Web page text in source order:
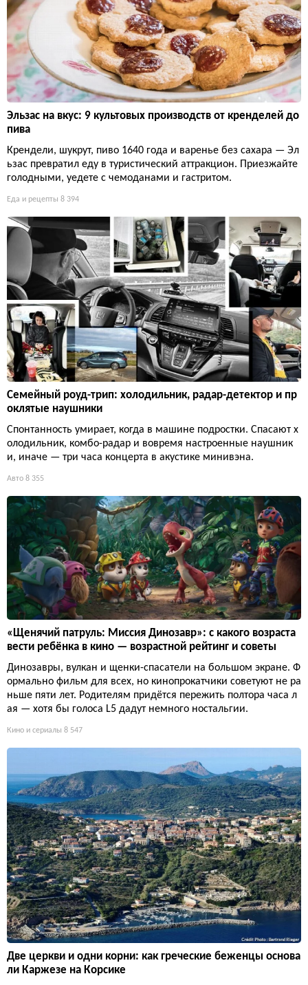
Эльзас на вкус: 9 культовых производств от кренделей до
пива
Крендели, шукрут, пиво 1640 года и варенье без сахара — Эл
ьзас превратил еду в туристический аттракцион. Приезжайте
голодными, уедете с чемоданами и гастритом.
Еда и рецепты 8 394
Семейный роуд-трип: холодильник, радар-детектор и пр
оклятые наушники
Спонтанность умирает, когда в машине подростки. Спасают х
олодильник, комбо-радар и вовремя настроенные наушник
и, иначе — три часа концерта в акустике минивэна.
Авто 8 355
«Щенячий патруль: Миссия Динозавр»: с какого возраста
вести ребёнка в кино — возрастной рейтинг и советы
Динозавры, вулкан и щенки-спасатели на большом экране. Ф
ормально фильм для всех, но кинопрокатчики советуют не ра
ньше пяти лет. Родителям придётся пережить полтора часа л
ая — хотя бы голоса L5 дадут немного ностальгии.
Кино и сериалы 8 547
Две церкви и одни корни: как греческие беженцы основа
ли Каржезе на Корсике